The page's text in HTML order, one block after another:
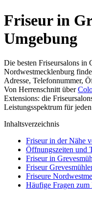
Friseur in
Umgebung
Die besten Friseursalons in
Nordwestmecklenburg
Adresse, Telefonnummer,
Von Herrenschnitt über
Extensions: die
Leistungsspektrum für
Inhaltsverzeichnis
Friseur in der Nähe
Öffnungszeiten und
Friseur in
Friseur
Friseure
Häufige Fragen zum